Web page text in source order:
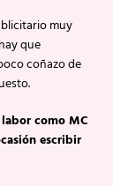
muy
que
coñazo de
como MC
escribir